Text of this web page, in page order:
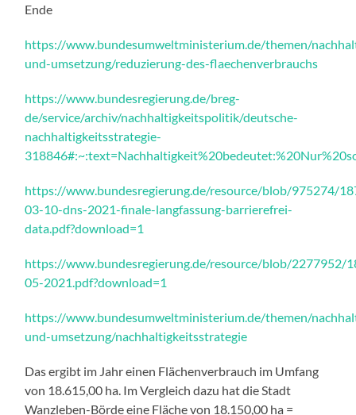
Ende
https://www.bundesumweltministerium.de/themen/
und-umsetzung/reduzierung-des-flaechenverbrauchs
https://www.bundesregierung.de/breg-
de/service/archiv/nachhaltigkeitspolitik/deutsche-
nachhaltigkeitsstrategie-
https://www.bundesregierung.de/resource/blob/975274/
03-10-dns-2021-finale-langfassung-barrierefrei-
data.pdf?download=1
https://www.bundesregierung.de/resource/blob/2277952/
05-2021.pdf?download=1
https://www.bundesumweltministerium.de/themen/
und-umsetzung/nachhaltigkeitsstrategie
Das ergibt im Jahr einen Flächenverbrauch im Umfang
von 18.615,00 ha. Im Vergleich dazu hat die Stadt
Wanzleben-Börde eine Fläche von 18.150,00 ha =